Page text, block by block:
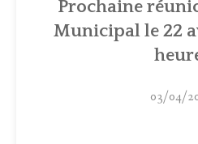
ACTUALITÉS
COMITÉ LOCAL D'ANIMATION
Prochaine
Municipal le 22
03/04/